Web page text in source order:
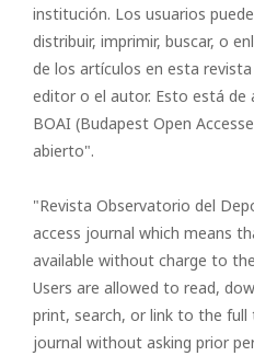
institución. Los usuarios
distribuir, imprimir, buscar, o
de los artículos en esta
editor o el autor. Esto está de
BOAI (Budapest Open
abierto".
"Revista Observatorio del
access journal which means
available without charge to
Users are allowed to read,
print, search, or link to the
journal without asking prior